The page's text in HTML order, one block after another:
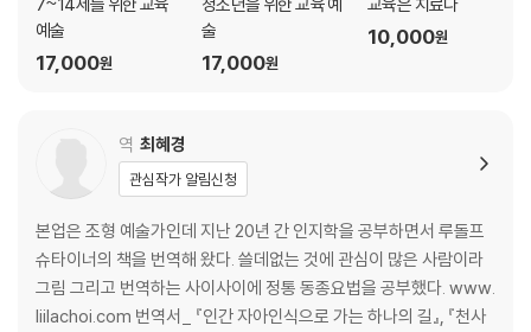
예술
17,000원
술
17,000원
10,000원
역 최혜경
관심작가 알림신청
본업은 조형 예술가인데 지난 20년 간 인지학을 공부하면서 루돌프
슈타이너의 책을 번역해 왔다. 쓸데없는 것에 관심이 많은 사람이라
그림 그리고 번역하는 사이사이에 정통 동종요법을 공부했다. www.
liilachoi.com 번역서_ 『인간 자아인식으로 가는 하나의 길』, 『천사